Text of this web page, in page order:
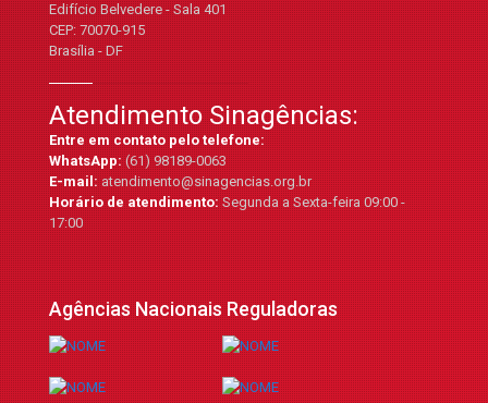
Edifício Belvedere - Sala 401
CEP: 70070-915
Brasília - DF
Atendimento Sinagências:
Entre em contato pelo telefone:
WhatsApp:(61) 98189-0063
E-mail:atendimento@sinagencias.org.br
Horário de atendimento:Segunda a Sexta-feira 09:00 -
17:00
Agências Nacionais Reguladoras